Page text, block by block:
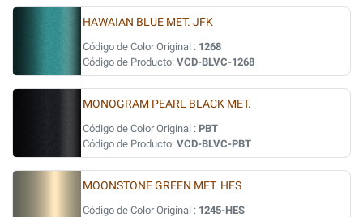
HAWAIAN BLUE MET. JFK
Código de Color Original : 1268
Código de Producto: VCD-BLVC-1268
MONOGRAM PEARL BLACK MET.
Código de Color Original : PBT
Código de Producto: VCD-BLVC-PBT
MOONSTONE GREEN MET. HES
Código de Color Original : 1245-HES